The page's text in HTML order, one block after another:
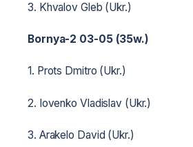
3. Khvalov Gleb (Ukr.)
Bornya-2 03-05 (35w.)
1. Prots Dmitro (Ukr.)
2. Iovenko Vladislav (Ukr.)
3. Arakelo David (Ukr.)